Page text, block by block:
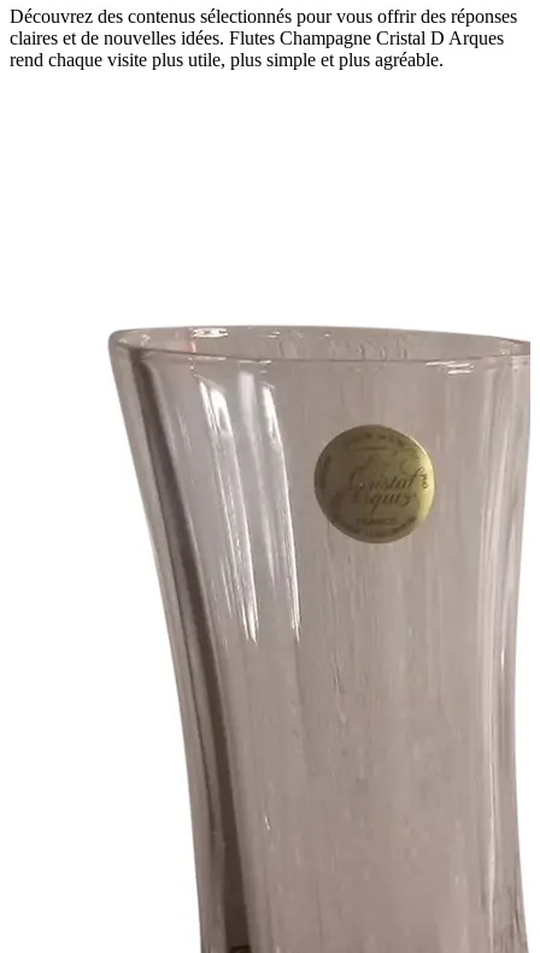
Découvrez des contenus sélectionnés pour vous offrir des réponses
claires et de nouvelles idées. Flutes Champagne Cristal D Arques
rend chaque visite plus utile, plus simple et plus agréable.